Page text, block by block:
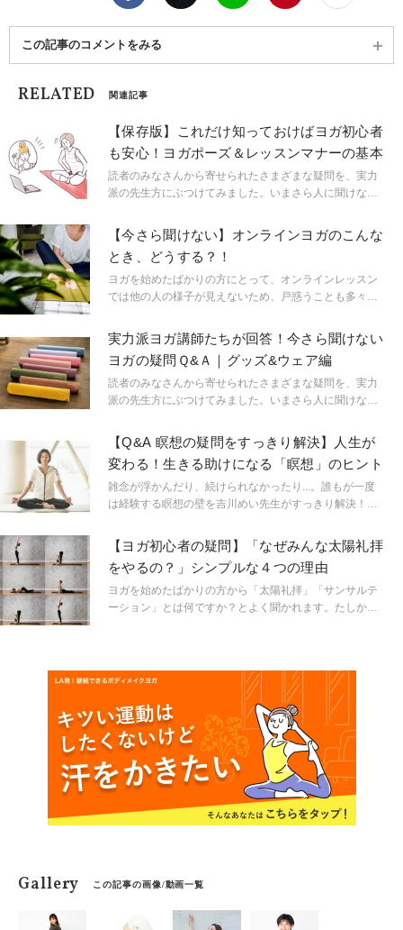
この記事のコメントをみる
RELATED 関連記事
【保存版】これだけ知っておけばヨガ初心者
も安心！ヨガポーズ＆レッスンマナーの基本
読者のみなさんから寄せられたさまざまな疑問を、実力
派の先生方にぶつけてみました。いまさら人に聞けない
【今さら聞けない】オンラインヨガのこんな
とき、どうする？！
ヨガを始めたばかりの方にとって、オンラインレッスン
では他の人の様子が見えないため、戸惑うことも多々あ
うしたほうがいいのか、そういった疑問にお答えしてい
きます。
実力派ヨガ講師たちが回答！今さら聞けない
ヨガの疑問Ｑ&Ａ｜グッズ&ウェア編
読者のみなさんから寄せられたさまざまな疑問を、実力
派の先生方にぶつけてみました。いまさら人に聞けない
【Q&A 瞑想の疑問をすっきり解決】人生が
変わる！生きる助けになる「瞑想」のヒント
雑念が浮かんだり、続けられなかったり...。誰もが一度
は経験する瞑想の壁を吉川めい先生がすっきり解決！迷
を受け取って。
【ヨガ初心者の疑問】「なぜみんな太陽礼拝
をやるの？」シンプルな４つの理由
ヨガを始めたばかりの方から「太陽礼拝」「サンサルテ
ーション」とは何ですか？とよく聞かれます。たしかに
ぜ私たちは行うのでしょうか？
Gallery この記事の画像/動画一覧